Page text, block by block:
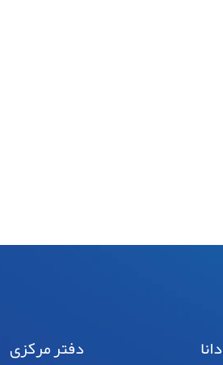
دفتر مرکزی